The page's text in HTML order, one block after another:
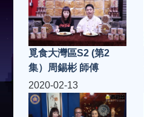
覓食大灣區S2 (第2
集）周錫彬 師傅
2020-02-13